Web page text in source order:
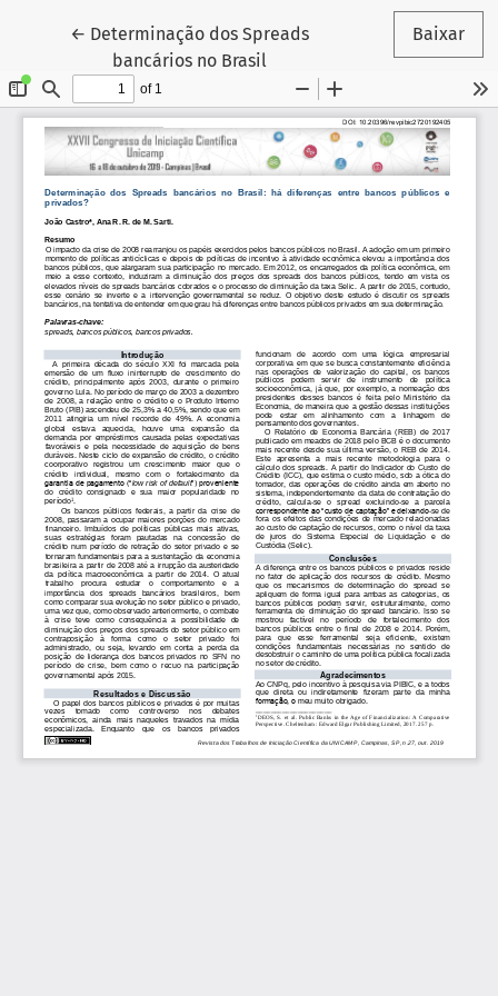
← Voltar aos Detalhes do Artigo
Determinação dos Spreads
bancários no Brasil
Baixar